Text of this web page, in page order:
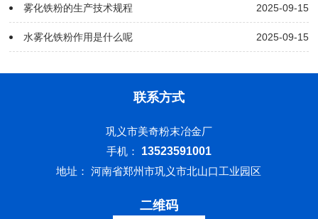
2025-09-15
雾化铁粉的生产技术规程
2025-09-15
水雾化铁粉作用是什么呢
联系方式
巩义市美奇粉末冶金厂
手机： 13523591001
地址： 河南省郑州市巩义市北山口工业园区
二维码